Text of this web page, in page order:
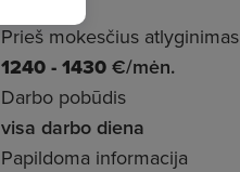
Prieš mokesčius atlyginimas
1240 - 1430 €/mėn.
Darbo pobūdis
visa darbo diena
Papildoma informacija